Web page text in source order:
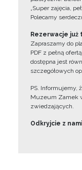
„Super zajęcia,
Polecamy
Rezerwacje już
Zapraszamy do
PDF z pełną
dostępna jest
szczegółowych
PS. Informujemy,
Muzeum Zamek
zwiedzających.
Odkryjcie z